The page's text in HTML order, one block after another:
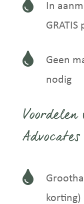

In

Geen
nodig
Voordelen

korting)